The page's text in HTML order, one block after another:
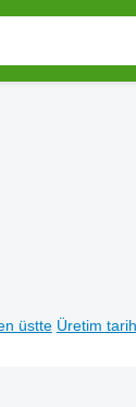
üstte Üretim